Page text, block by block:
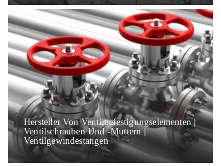
Hersteller Von Ventilbefestigungselementen |
Ventilschrauben Und -muttern |
Ventilgewindestangen